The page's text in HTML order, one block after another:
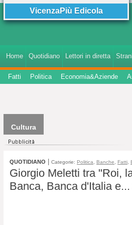
VicenzaPiù Edicola
Home Quotidiano Lettori in diretta
Fatti Politica Economia&Aziende
Cultura
QUOTIDIANO Categorie: Politica Banche Fatti
Giorgio Meletti tra "Roi,
Banca, Banca d'Italia